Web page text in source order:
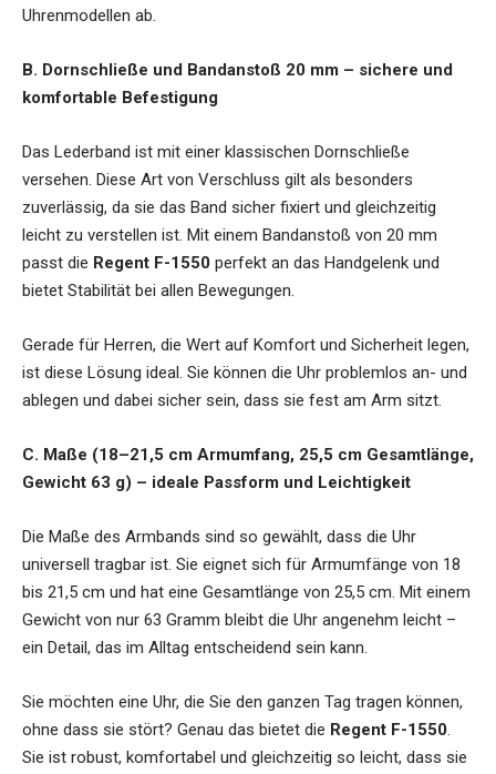
Uhrenmodellen ab.
B. Dornschließe und Bandanstoß 20 mm – sichere und
komfortable Befestigung
Das Lederband ist mit einer klassischen Dornschließe
versehen. Diese Art von Verschluss gilt als besonders
zuverlässig, da sie das Band sicher fixiert und gleichzeitig
leicht zu verstellen ist. Mit einem Bandanstoß von 20 mm
passt die Regent F-1550 perfekt an das Handgelenk und
bietet Stabilität bei allen Bewegungen.
Gerade für Herren, die Wert auf Komfort und Sicherheit legen,
ist diese Lösung ideal. Sie können die Uhr problemlos an- und
ablegen und dabei sicher sein, dass sie fest am Arm sitzt.
C. Maße (18–21,5 cm Armumfang, 25,5 cm Gesamtlänge,
Gewicht 63 g) – ideale Passform und Leichtigkeit
Die Maße des Armbands sind so gewählt, dass die Uhr
universell tragbar ist. Sie eignet sich für Armumfänge von 18
bis 21,5 cm und hat eine Gesamtlänge von 25,5 cm. Mit einem
Gewicht von nur 63 Gramm bleibt die Uhr angenehm leicht –
ein Detail, das im Alltag entscheidend sein kann.
Sie möchten eine Uhr, die Sie den ganzen Tag tragen können,
ohne dass sie stört? Genau das bietet die Regent F-1550.
Sie ist robust, komfortabel und gleichzeitig so leicht, dass sie